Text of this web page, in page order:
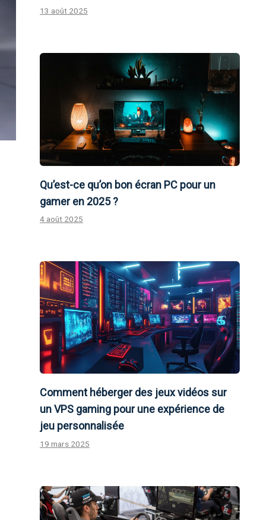
13 août 2025
Qu’est-ce qu’on bon écran PC pour un
gamer en 2025 ?
4 août 2025
Comment héberger des jeux vidéos sur
un VPS gaming pour une expérience de
jeu personnalisée
19 mars 2025